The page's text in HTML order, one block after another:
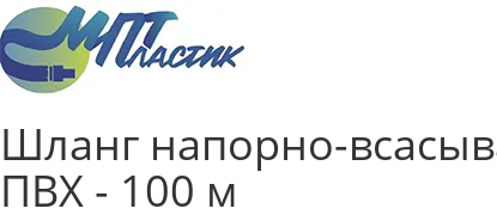
Шланг напорно-
ПВХ - 100 м